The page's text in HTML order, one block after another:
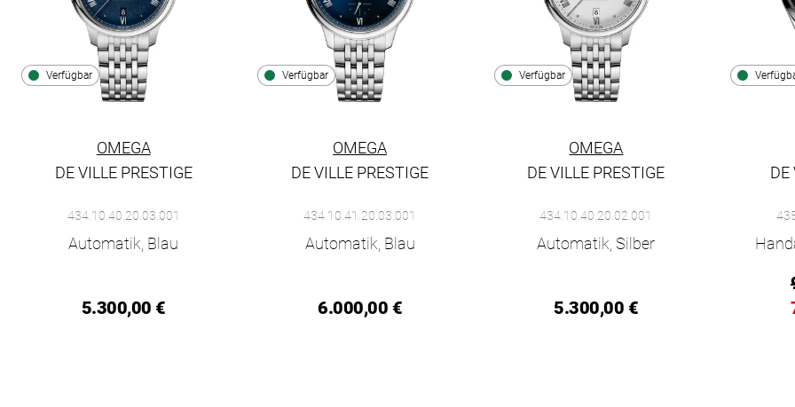
Verfügbar
OMEGA
DE VILLE PRESTIGE
434.10.40.20.03.001
Automatik, Blau
5.300,00 €
Verfügbar
OMEGA
DE VILLE PRESTIGE
434.10.41.20.03.001
Automatik, Blau
6.000,00 €
Verfügbar
OMEGA
DE VILLE PRESTIGE
434.10.40.20.02.001
Automatik, Silber
5.300,00 €
DE